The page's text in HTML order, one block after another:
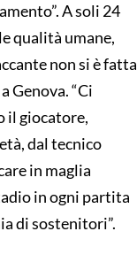
A soli 24
qualità umane,
non si è fatta
Genova. “Ci
il giocatore,
dal tecnico
in maglia
in ogni partita
di sostenitori”.